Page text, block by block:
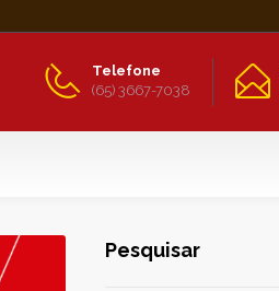
Telefone
(65) 3667-7038
Pesquisar